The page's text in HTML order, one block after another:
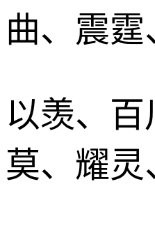
曲、震霆
以羡、百
莫、耀灵